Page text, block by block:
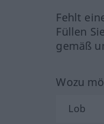
Fehlt
Füllen
gemäß
Wozu